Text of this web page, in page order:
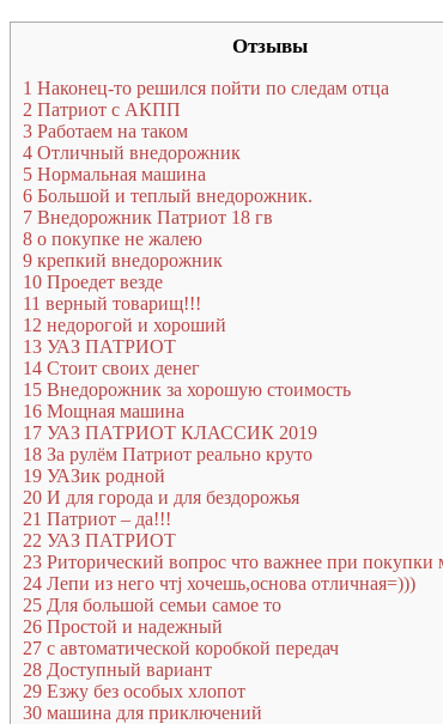
Отзывы
1 Наконец-то решился пойти по следам отца
2 Патриот с АКПП
3 Работаем на таком
4 Отличный внедорожник
5 Нормальная машина
6 Большой и теплый внедорожник.
7 Внедорожник Патриот 18 гв
8 о покупке не жалею
9 крепкий внедорожник
10 Проедет везде
11 верный товарищ!!!
12 недорогой и хороший
13 УАЗ ПАТРИОТ
14 Стоит своих денег
15 Внедорожник за хорошую стоимость
16 Мощная машина
17 УАЗ ПАТРИОТ КЛАССИК 2019
18 За рулём Патриот реально круто
19 УАЗик родной
20 И для города и для бездорожья
21 Патриот – да!!!
22 УАЗ ПАТРИОТ
23 Риторический вопрос что важнее при
24 Лепи из него чтj хочешь,основа отличная=)))
25 Для большой семьи самое то
26 Простой и надежный
27 с автоматической коробкой передач
28 Доступный вариант
29 Езжу без особых хлопот
30 машина для приключений